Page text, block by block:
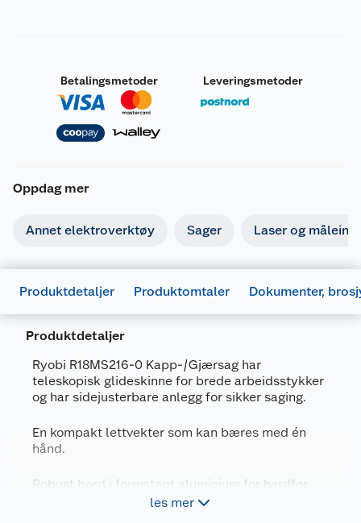
Betalingsmetoder Leveringsmetoder
Oppdag mer
Annet elektroverktøy Sager Laser og
Produktdetaljer Produktomtaler Dokumenter,
Produktdetaljer
Ryobi R18MS216-0 Kapp-/Gjærsag har
teleskopisk glideskinne for brede arbeidsstykker
og har sidejusterbare anlegg for sikker saging.
En kompakt lettvekter som kan bæres med én
hånd.
Robust bord i formstøpt aluminium for hardfør
les mer
Artikkelnummer
4892210156952
Leverandørens artikkelnummer